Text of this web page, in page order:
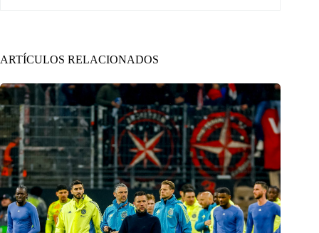
ARTÍCULOS RELACIONADOS